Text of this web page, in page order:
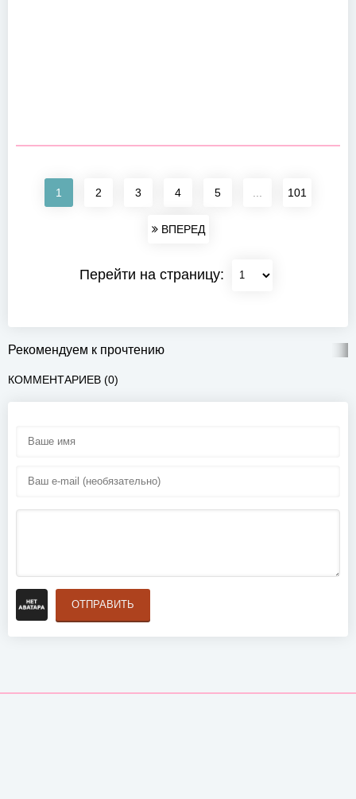
1 2 3 4 5 101
ВПЕРЕД
Перейти на страницу:
Рекомендуем к прочтению
КОММЕНТАРИЕВ (0)
ОТПРАВИТЬ